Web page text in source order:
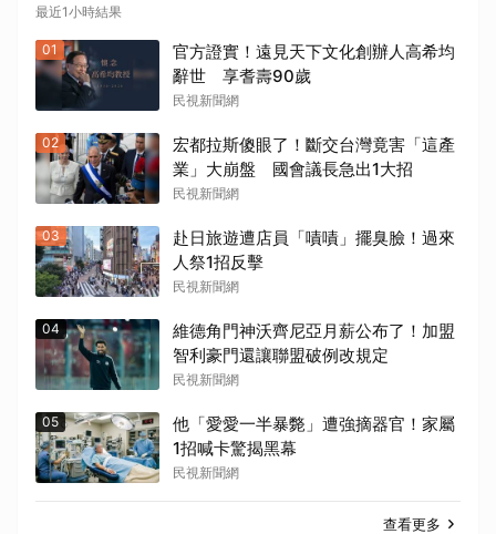
最近1小時結果
01
官方證實！遠見天下文化創辦人高希均
辭世 享耆壽90歲
民視新聞網
02
宏都拉斯傻眼了！斷交台灣竟害「這產
業」大崩盤 國會議長急出1大招
民視新聞網
03
赴日旅遊遭店員「嘖嘖」擺臭臉！過來
人祭1招反擊
民視新聞網
04
維德角門神沃齊尼亞月薪公布了！加盟
智利豪門還讓聯盟破例改規定
民視新聞網
05
他「愛愛一半暴斃」遭強摘器官！家屬
1招喊卡驚揭黑幕
民視新聞網
查看更多